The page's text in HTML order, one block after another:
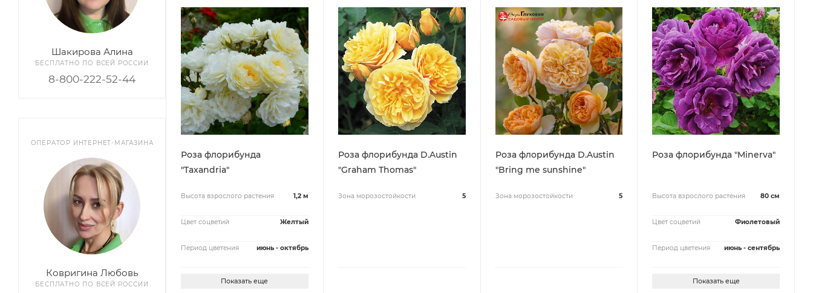
Роза флорибунда
"Taxandria"
Высота взрослого растения 1,2 м
Цвет соцветий Желтый
Период цветения июнь - октябрь
Показать еще
Роза флорибунда D.Austin
"Graham Thomas"
Зона морозостойкости 5
Роза флорибунда D.Austin
"Bring me sunshine"
Зона морозостойкости 5
Роза флорибунда "Minerva"
Высота взрослого растения 80 см
Цвет соцветий Фиолетовый
Период цветения июнь - сентябрь
Показать еще
Шакирова Алина
БЕСПЛАТНО ПО ВСЕЙ РОССИИ
8-800-222-52-44
ОПЕРАТОР ИНТЕРНЕТ-МАГАЗИНА
Ковригина Любовь
БЕСПЛАТНО ПО ВСЕЙ РОССИИ